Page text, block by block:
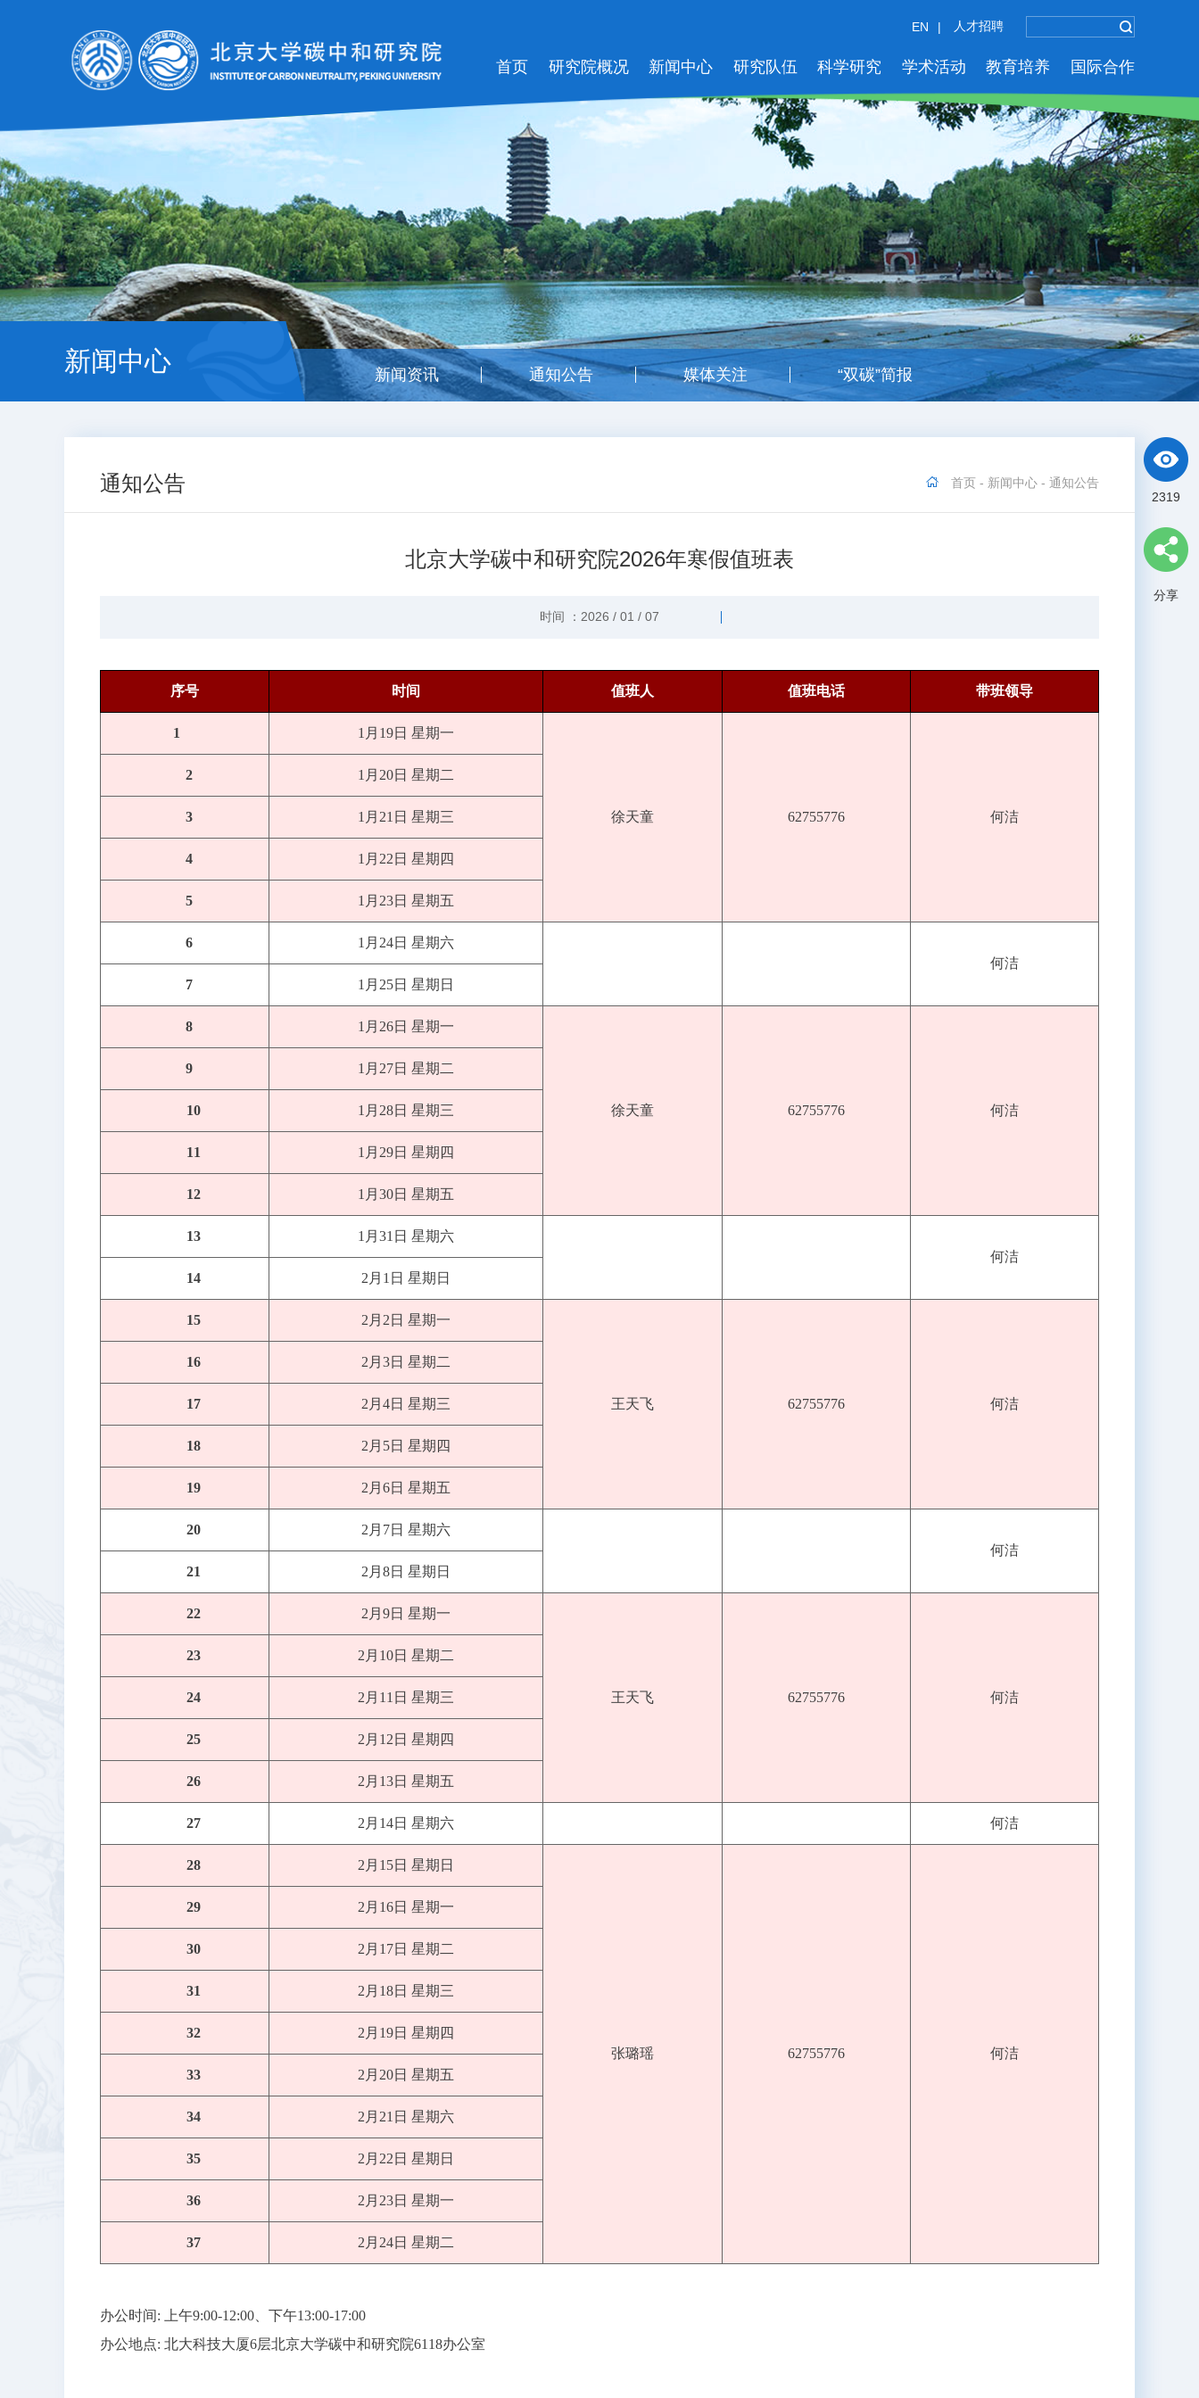
EN | 人才招聘
首页 研究院概况 新闻中心 研究队伍 科学研究 学术活动 教育培养 国际合作
新闻中心 新闻资讯 通知公告 媒体关注 “双碳”简报
通知公告 首页 - 新闻中心 - 通知公告
北京大学碳中和研究院2026年寒假值班表
时间 ：2026 / 01 / 07
序号 时间 值班人 值班电话 带班领导
1 1月19日 星期一
徐天童 62755776 何洁
2 1月20日 星期二
3 1月21日 星期三
4 1月22日 星期四
5 1月23日 星期五
6
1月24日 星期六
何洁
7
1月25日 星期日
8 1月26日 星期一
徐天童 62755776 何洁
9 1月27日 星期二
10 1月28日 星期三
11 1月29日 星期四
12 1月30日 星期五
13
1月31日 星期六
何洁
14
2月1日 星期日
15 2月2日 星期一
王天飞 62755776 何洁
16 2月3日 星期二
17 2月4日 星期三
18 2月5日 星期四
19 2月6日 星期五
20
2月7日 星期六
何洁
21
2月8日 星期日
22 2月9日 星期一
王天飞 62755776 何洁
23 2月10日 星期二
24 2月11日 星期三
25 2月12日 星期四
26 2月13日 星期五
27 2月14日 星期六 何洁
28 2月15日 星期日
张璐瑶 62755776 何洁
29 2月16日 星期一
30 2月17日 星期二
31 2月18日 星期三
32 2月19日 星期四
33 2月20日 星期五
34 2月21日 星期六
35 2月22日 星期日
36 2月23日 星期一
37 2月24日 星期二
办公时间: 上午9:00-12:00、下午13:00-17:00
办公地点: 北大科技大厦6层北京大学碳中和研究院6118办公室
2319
分享